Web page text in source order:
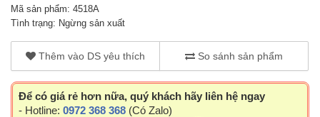
Mã sản phẩm: 4518A
Tình trạng: Ngừng sản xuất
Thêm vào DS yêu thích So sánh sản phẩm
Để có giá rẻ hơn nữa, quý khách hãy liên hệ ngay
- Hotline: 0972 368 368 (Có Zalo)